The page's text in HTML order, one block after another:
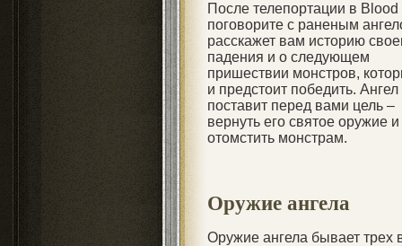
После телепортации в
поговорите с раненым
расскажет вам историю
падения и о следующем
пришествии монстров,
и предстоит победить. Ангел
поставит перед вами цель –
вернуть его святое оружие и
отомстить монстрам.
Оружие ангела
Оружие ангела бывает трех